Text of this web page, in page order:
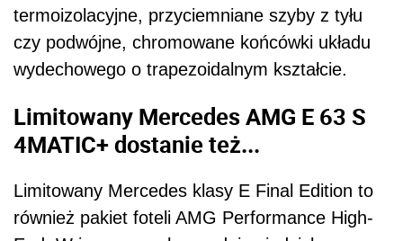
termoizolacyjne, przyciemniane szyby z tyłu
czy podwójne, chromowane końcówki układu
wydechowego o trapezoidalnym kształcie.
Limitowany Mercedes AMG E 63 S
4MATIC+ dostanie też...
Limitowany Mercedes klasy E Final Edition to
również pakiet foteli AMG Performance High-